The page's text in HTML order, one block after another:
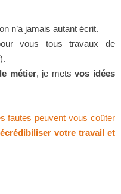
n’a jamais autant écrit.
vous tous travaux de
).
métier, je metsvos idées
fautes peuvent vous coûter
votre travail et